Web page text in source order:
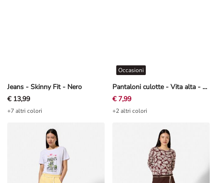
Jeans - Skinny Fit - Nero
€ 13,99
+7 altri colori
Pantaloni culotte - Vita alta - Bianco sporco
Occasioni
€ 7,99
+2 altri colori